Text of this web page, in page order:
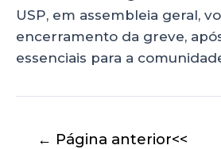
USP, em assembleia geral,
encerramento da greve,
essenciais para a
← Página anterior